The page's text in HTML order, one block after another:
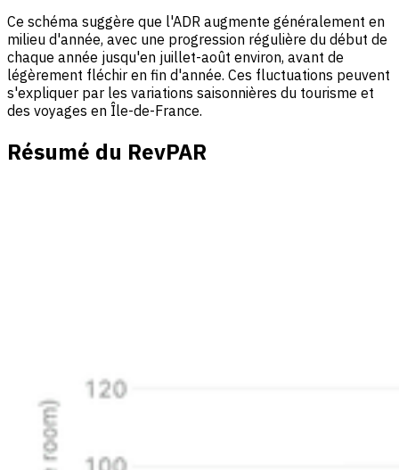
Ce schéma suggère que l'ADR augmente généralement en
milieu d'année, avec une progression régulière du début de
chaque année jusqu'en juillet-août environ, avant de
légèrement fléchir en fin d'année. Ces fluctuations peuvent
s'expliquer par les variations saisonnières du tourisme et
des voyages en Île-de-France.
Résumé du RevPAR